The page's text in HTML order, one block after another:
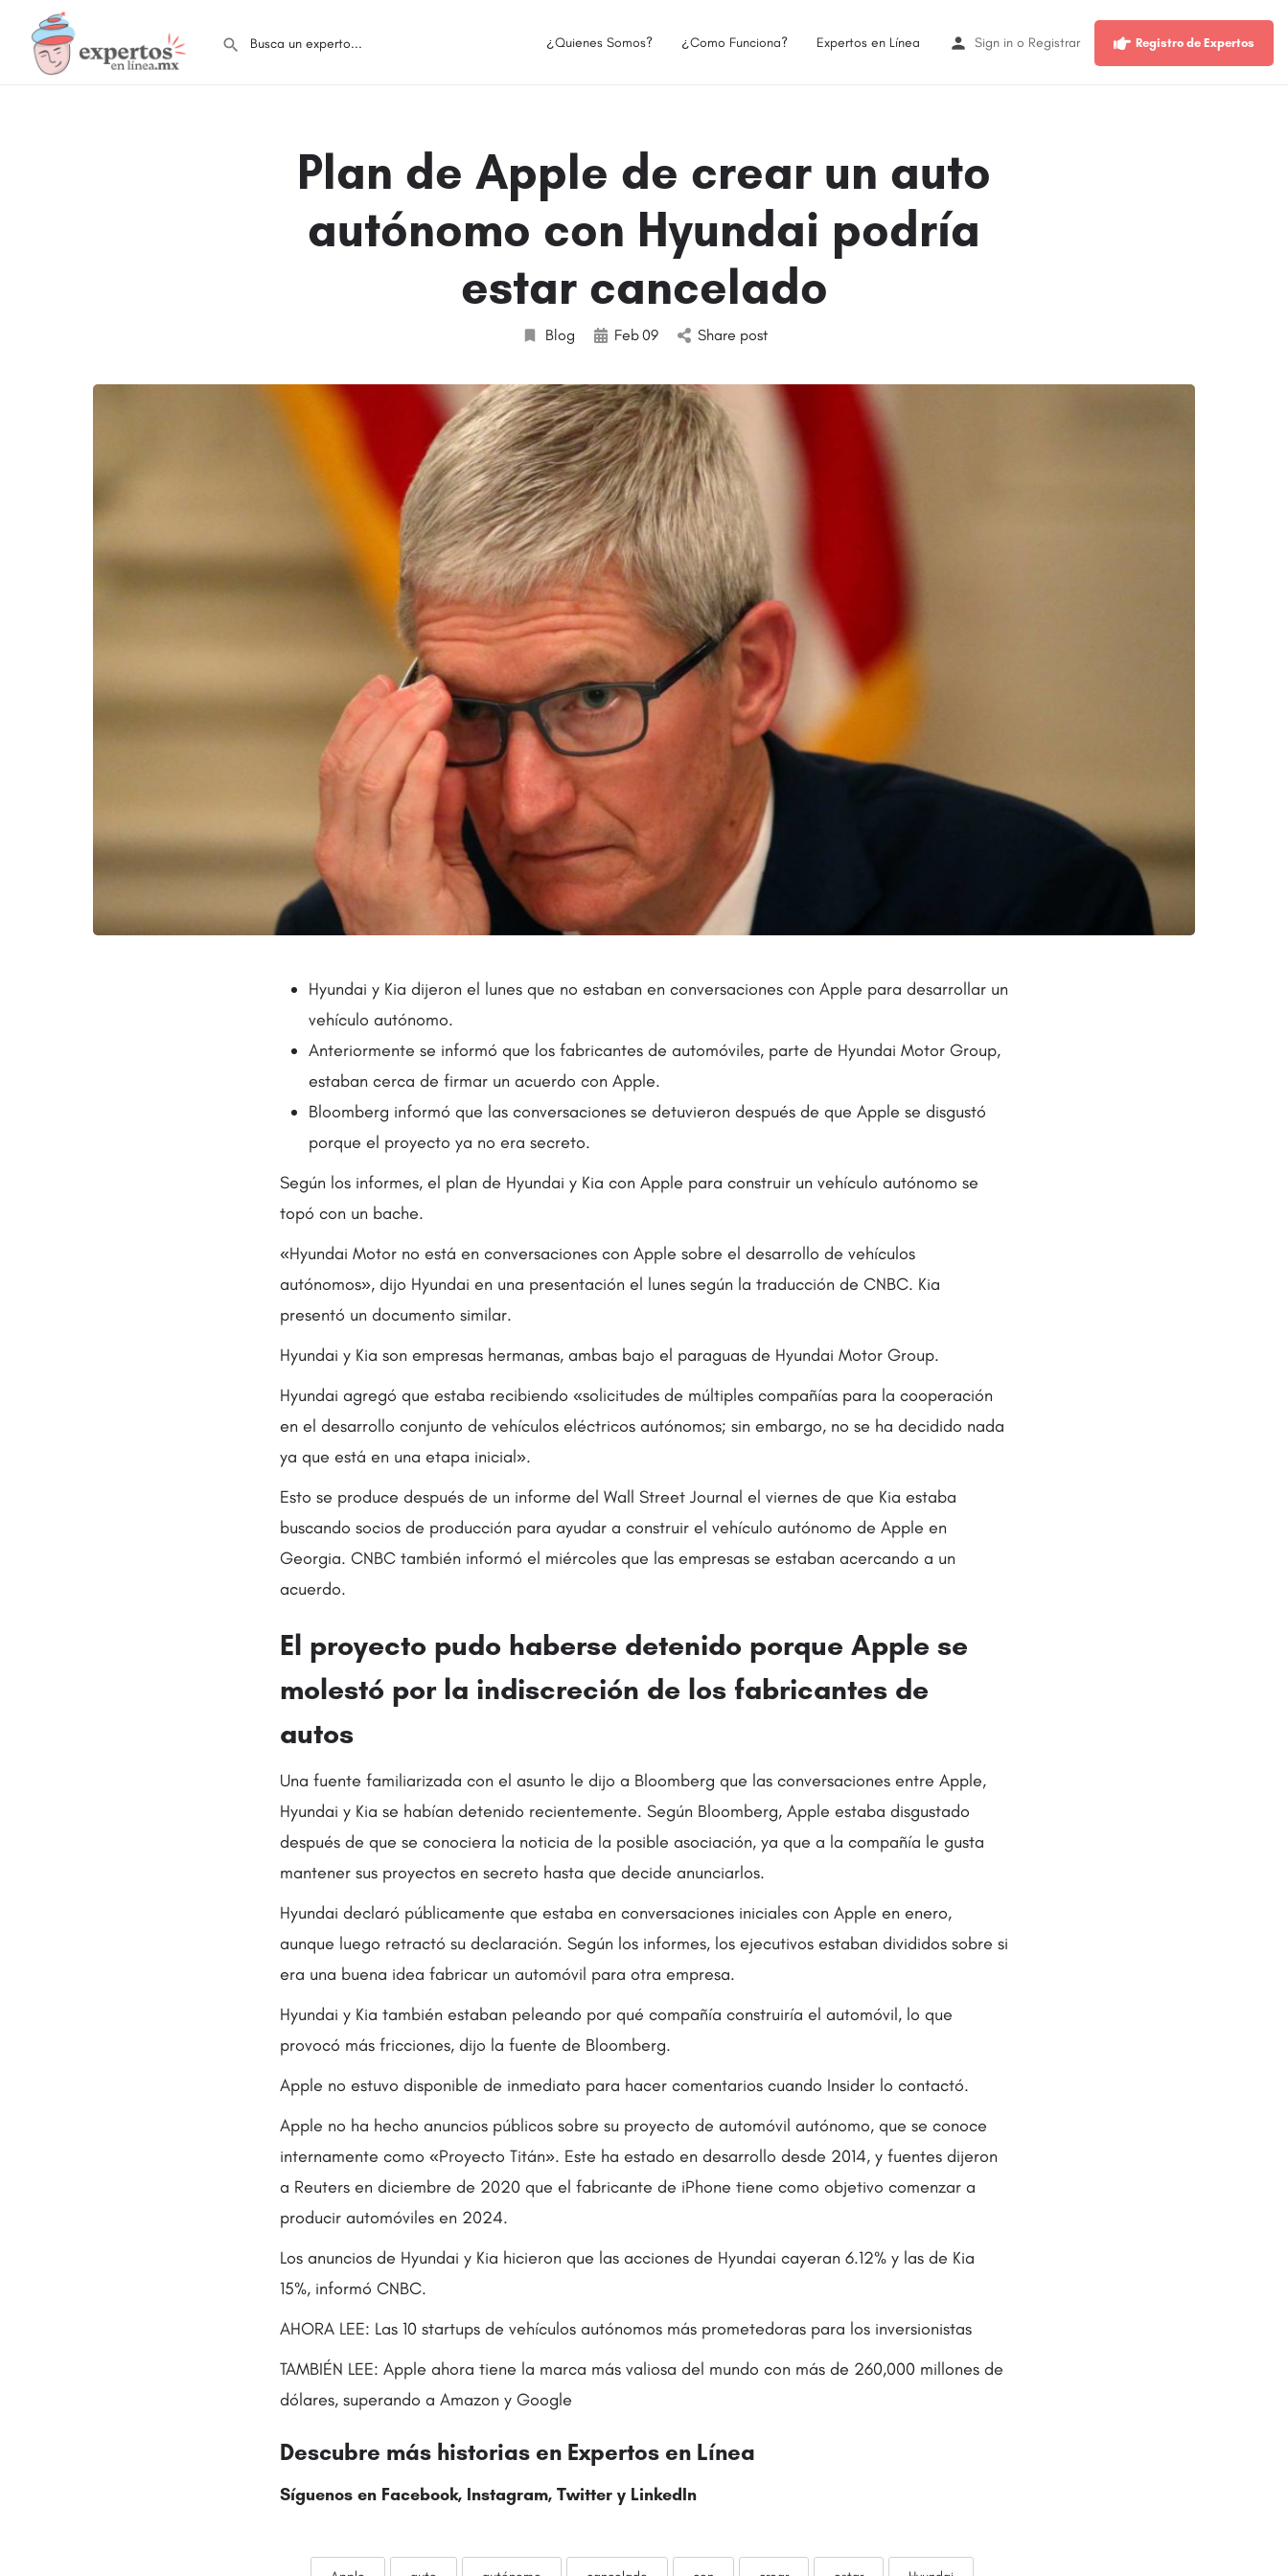
¿Quienes Somos? ¿Como Funciona? Expertos en Línea Sign in o Registrar Registro de Expertos
Plan de Apple de crear un auto
autónomo con Hyundai podría
estar cancelado
Blog Feb09 Share post
Hyundai y Kia dijeron el lunes que no estaban en conversaciones con Apple para desarrollar un
vehículo autónomo.
Anteriormente se informó que los fabricantes de automóviles, parte de Hyundai Motor Group,
estaban cerca de firmar un acuerdo con Apple.
Bloomberg informó que las conversaciones se detuvieron después de que Apple se disgustó
porque el proyecto ya no era secreto.
Según los informes, el plan de Hyundai y Kia con Apple para construir un vehículo autónomo se
topó con un bache.
«Hyundai Motor no está en conversaciones con Apple sobre el desarrollo de vehículos
autónomos», dijo Hyundai en una presentación el lunes según la traducción de CNBC. Kia
presentó un documento similar.
Hyundai y Kia son empresas hermanas, ambas bajo el paraguas de Hyundai Motor Group.
Hyundai agregó que estaba recibiendo «solicitudes de múltiples compañías para la cooperación
en el desarrollo conjunto de vehículos eléctricos autónomos; sin embargo, no se ha decidido nada
ya que está en una etapa inicial».
Esto se produce después de un informe del Wall Street Journal el viernes de que Kia estaba
buscando socios de producción para ayudar a construir el vehículo autónomo de Apple en
Georgia. CNBC también informó el miércoles que las empresas se estaban acercando a un
acuerdo.
El proyecto pudo haberse detenido porque Apple se
molestó por la indiscreción de los fabricantes de
autos
Una fuente familiarizada con el asunto le dijo a Bloomberg que las conversaciones entre Apple,
Hyundai y Kia se habían detenido recientemente. Según Bloomberg, Apple estaba disgustado
después de que se conociera la noticia de la posible asociación, ya que a la compañía le gusta
mantener sus proyectos en secreto hasta que decide anunciarlos.
Hyundai declaró públicamente que estaba en conversaciones iniciales con Apple en enero,
aunque luego retractó su declaración. Según los informes, los ejecutivos estaban divididos sobre si
era una buena idea fabricar un automóvil para otra empresa.
Hyundai y Kia también estaban peleando por qué compañía construiría el automóvil, lo que
provocó más fricciones, dijo la fuente de Bloomberg.
Apple no estuvo disponible de inmediato para hacer comentarios cuando Insider lo contactó.
Apple no ha hecho anuncios públicos sobre su proyecto de automóvil autónomo, que se conoce
internamente como «Proyecto Titán». Este ha estado en desarrollo desde 2014, y fuentes dijeron
a Reuters en diciembre de 2020 que el fabricante de iPhone tiene como objetivo comenzar a
producir automóviles en 2024.
Los anuncios de Hyundai y Kia hicieron que las acciones de Hyundai cayeran 6.12% y las de Kia
15%, informó CNBC.
AHORA LEE: Las 10 startups de vehículos autónomos más prometedoras para los inversionistas
TAMBIÉN LEE: Apple ahora tiene la marca más valiosa del mundo con más de 260,000 millones de
dólares, superando a Amazon y Google
Descubre más historias en Expertos en Línea
Síguenos en Facebook, Instagram, Twitter y LinkedIn